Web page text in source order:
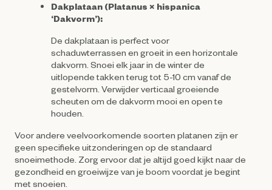
Dakplataan (Platanus × hispanica
‘Dakvorm’):
De dakplataan is perfect voor
schaduwterrassen en groeit in een horizontale
dakvorm. Snoei elk jaar in de winter de
uitlopende takken terug tot 5-10 cm vanaf de
gestelvorm. Verwijder verticaal groeiende
scheuten om de dakvorm mooi en open te
houden.
Voor andere veelvoorkomende soorten platanen zijn er
geen specifieke uitzonderingen op de standaard
snoeimethode. Zorg ervoor dat je altijd goed kijkt naar de
gezondheid en groeiwijze van je boom voordat je begint
met snoeien.